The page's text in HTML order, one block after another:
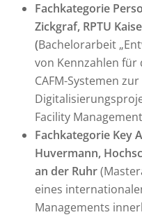
Fachkategorie
Zickgraf, RPTU
(Bachelorarbeit
von Kennzahlen für
CAFM-Systemen
Facility
Fachkategorie Key
Huvermann,
an der Ruhr
eines
Managements